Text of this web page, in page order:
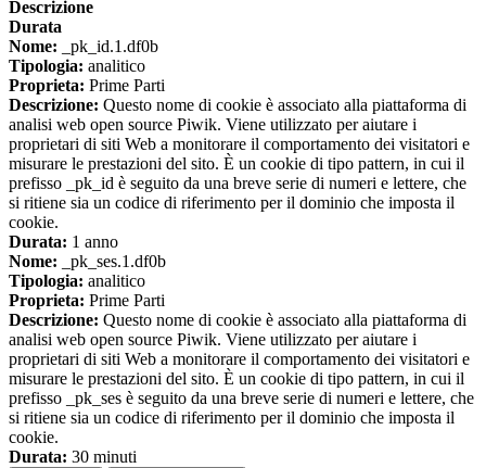
Descrizione
Durata
Nome: _pk_id.1.df0b
Tipologia: analitico
Proprieta: Prime Parti
Descrizione: Questo nome di cookie è associato alla piattaforma di
analisi web open source Piwik. Viene utilizzato per aiutare i
proprietari di siti Web a monitorare il comportamento dei visitatori e
misurare le prestazioni del sito. È un cookie di tipo pattern, in cui il
prefisso _pk_id è seguito da una breve serie di numeri e lettere, che
si ritiene sia un codice di riferimento per il dominio che imposta il
cookie.
Durata: 1 anno
Nome: _pk_ses.1.df0b
Tipologia: analitico
Proprieta: Prime Parti
Descrizione: Questo nome di cookie è associato alla piattaforma di
analisi web open source Piwik. Viene utilizzato per aiutare i
proprietari di siti Web a monitorare il comportamento dei visitatori e
misurare le prestazioni del sito. È un cookie di tipo pattern, in cui il
prefisso _pk_ses è seguito da una breve serie di numeri e lettere, che
si ritiene sia un codice di riferimento per il dominio che imposta il
cookie.
Durata: 30 minuti